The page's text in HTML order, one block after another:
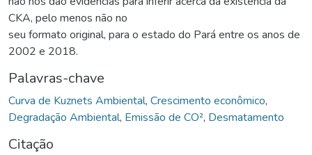
CKA, pelo menos não no
seu formato original, para o estado do Pará entre os anos de
2002 e 2018.
Palavras-chave
Curva de Kuznets Ambiental, Crescimento econômico,
Degradação Ambiental, Emissão de CO², Desmatamento
Citação